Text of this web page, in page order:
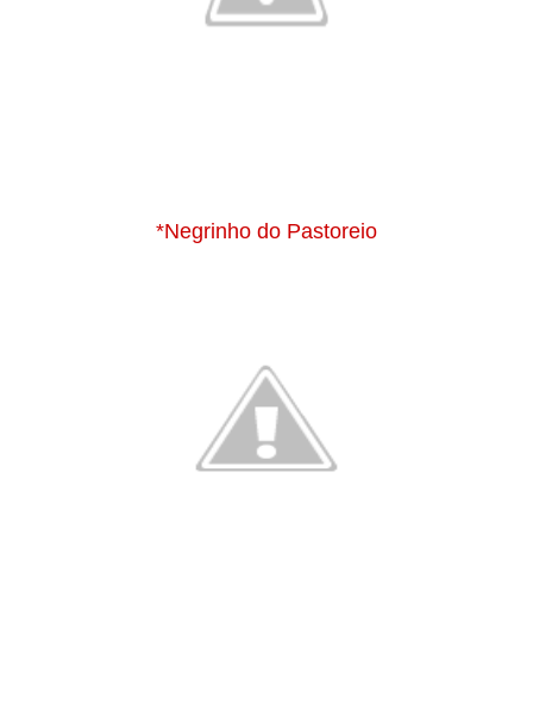
*Negrinho do Pastoreio